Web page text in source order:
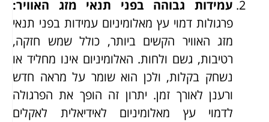
עמידות גבוהה בפני תנאי מזג האוויר:
פרגולות דמוי עץ מאלומיניום עמידות בפני תנאי
מזג האוויר הקשים ביותר, כולל שמש חזקה,
רטיבות, גשם ולחות. האלומיניום אינו מחליד או
נשחק בקלות, ולכן הוא שומר על מראה חדש
ורענן לאורך זמן. יתרון זה הופך את הפרגולה
לדמוי עץ מאלומיניום לאידיאלית לאקלים